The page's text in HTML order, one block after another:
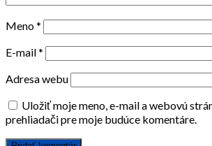
Meno*
E-mail*
Adresa webu
Uložiť moje meno, e-mail a webovú
prehliadači pre moje budúce komentáre.